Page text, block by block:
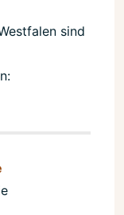
sind